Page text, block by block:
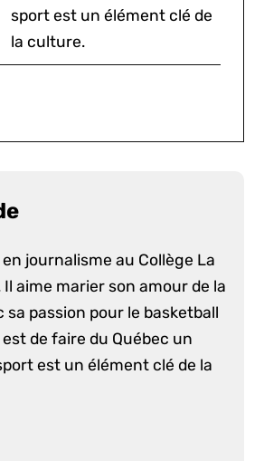
sport est un élément clé de
la culture.
journalisme au Collège La
Il aime marier son amour de la
sa passion pour le basketball
de faire du Québec un
est un élément clé de la